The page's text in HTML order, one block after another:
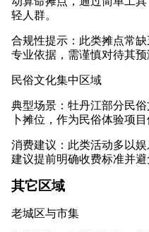
轻人群。
合规性提示：此类摊点常
专业依据，需谨慎对待其预
民俗文化集中区域
典型场景：牡丹江部分民
卜摊位，作为民俗体验项目
消费建议：此类活动多以
建议提前明确收费标准并避
其它区域
老城区与市集